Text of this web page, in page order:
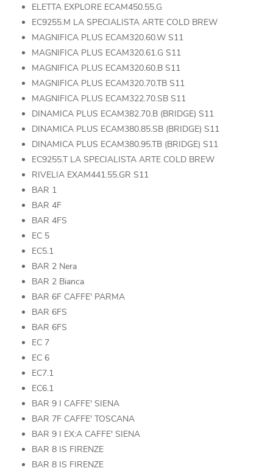
ELETTA EXPLORE ECAM450.55.G
EC9255.M LA SPECIALISTA ARTE COLD BREW
MAGNIFICA PLUS ECAM320.60.W S11
MAGNIFICA PLUS ECAM320.61.G S11
MAGNIFICA PLUS ECAM320.60.B S11
MAGNIFICA PLUS ECAM320.70.TB S11
MAGNIFICA PLUS ECAM322.70.SB S11
DINAMICA PLUS ECAM382.70.B (BRIDGE) S11
DINAMICA PLUS ECAM380.85.SB (BRIDGE) S11
DINAMICA PLUS ECAM380.95.TB (BRIDGE) S11
EC9255.T LA SPECIALISTA ARTE COLD BREW
RIVELIA EXAM441.55.GR S11
BAR 1
BAR 4F
BAR 4FS
EC 5
EC5.1
BAR 2 Nera
BAR 2 Bianca
BAR 6F CAFFE' PARMA
BAR 6FS
BAR 6FS
EC 7
EC 6
EC7.1
EC6.1
BAR 9 I CAFFE' SIENA
BAR 7F CAFFE' TOSCANA
BAR 9 I EX:A CAFFE' SIENA
BAR 8 IS FIRENZE
BAR 8 IS FIRENZE